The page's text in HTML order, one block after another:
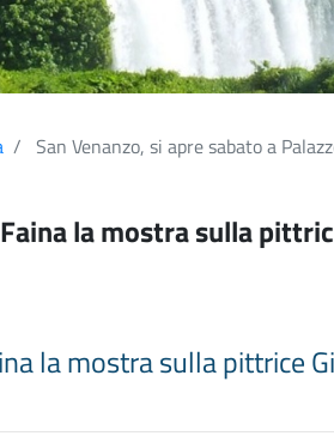
San Venanzo, si apre sabato a
la mostra sulla
la mostra sulla pittrice